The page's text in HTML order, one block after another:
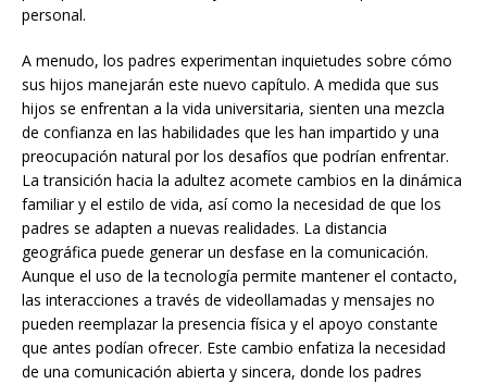
personal.
A menudo, los padres experimentan inquietudes sobre cómo
sus hijos manejarán este nuevo capítulo. A medida que sus
hijos se enfrentan a la vida universitaria, sienten una mezcla
de confianza en las habilidades que les han impartido y una
preocupación natural por los desafíos que podrían enfrentar.
La transición hacia la adultez acomete cambios en la dinámica
familiar y el estilo de vida, así como la necesidad de que los
padres se adapten a nuevas realidades. La distancia
geográfica puede generar un desfase en la comunicación.
Aunque el uso de la tecnología permite mantener el contacto,
las interacciones a través de videollamadas y mensajes no
pueden reemplazar la presencia física y el apoyo constante
que antes podían ofrecer. Este cambio enfatiza la necesidad
de una comunicación abierta y sincera, donde los padres